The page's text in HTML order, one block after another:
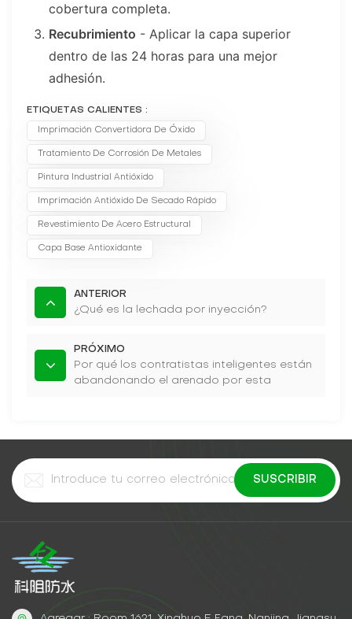
cobertura completa.
Recubrimiento - Aplicar la capa superior
dentro de las 24 horas para una mejor
adhesión.
ETIQUETAS CALIENTES :
Imprimación Convertidora De Óxido
Tratamiento De Corrosión De Metales
Pintura Industrial Antióxido
Imprimación Antióxido De Secado Rápido
Revestimiento De Acero Estructural
Capa Base Antioxidante
ANTERIOR
¿Qué es la lechada por inyección?
PRÓXIMO
Por qué los contratistas inteligentes están
abandonando el arenado por esta